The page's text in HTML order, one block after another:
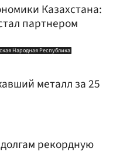
Казахстана:
партнером
Народная Республика
металл за 25
рекордную